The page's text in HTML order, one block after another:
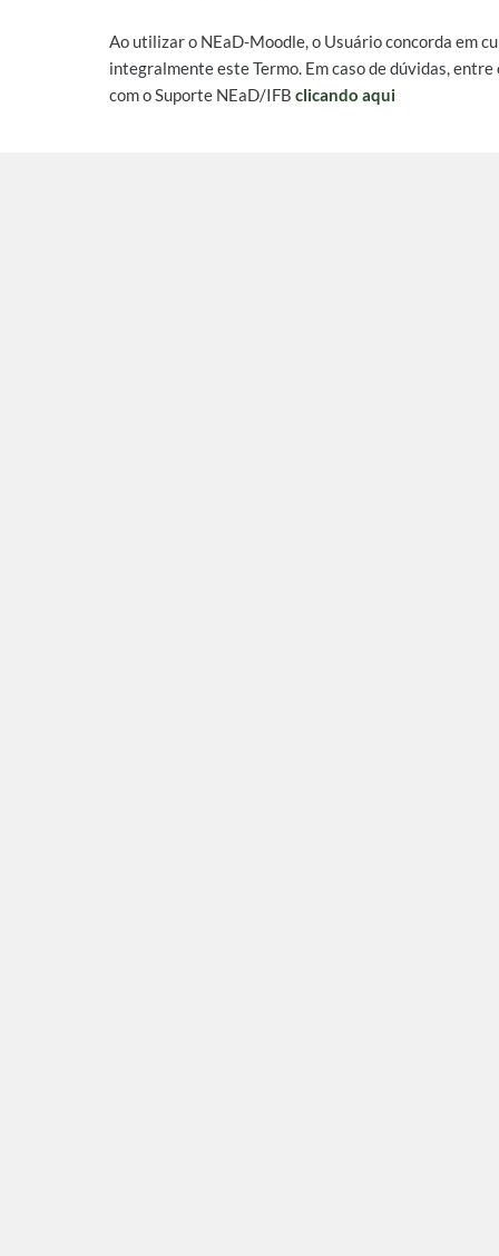
Ao utilizar o NEaD-Moodle, o Usuário concorda em
integralmente este Termo. Em caso de dúvidas,
com o Suporte NEaD/IFB clicando aqui